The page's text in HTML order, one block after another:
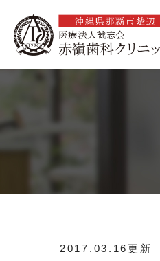
2017.03.16更新